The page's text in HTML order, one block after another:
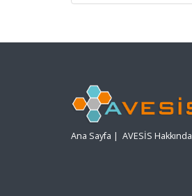
Ana Sayfa | AVESİS Hakkında